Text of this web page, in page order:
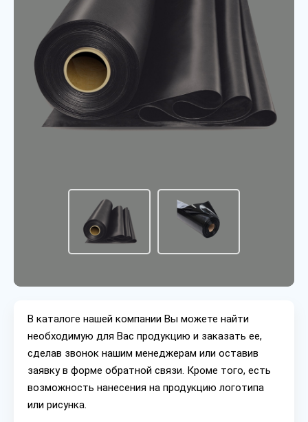
В каталоге нашей компании Вы можете найти
необходимую для Вас продукцию и заказать ее,
сделав звонок нашим менеджерам или оставив
заявку в форме обратной связи. Кроме того, есть
возможность нанесения на продукцию логотипа
или рисунка.